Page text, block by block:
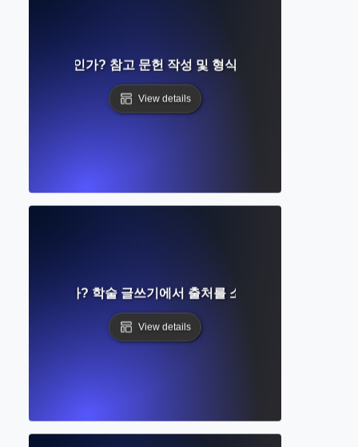
록이란 무엇인가? 참고 문헌 작성 및 형식화에 대한 완벽한 가
View details
란 무엇인가? 학술 글쓰기에서 출처를 소개하고 인용하는 방
View details